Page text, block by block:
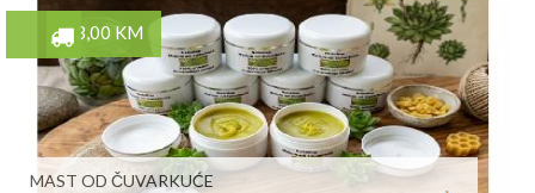
13,00 KM
MAST OD ČUVARKUĆE